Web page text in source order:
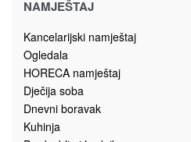
StoliceVrtni namještaj
STOLICA PVC 913-1113 bež, siva
Dodaj u korpu